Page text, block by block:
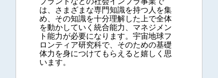
は、さまざまな専門知識を持つ人を集
め、その知識を十分理解した上で全体
を動かしていく統合能力、マネジメン
ト能力が必要になります。宇宙地球フ
ロンティア研究科で、そのための基礎
体力を身につけてもらえると嬉しく思
います。